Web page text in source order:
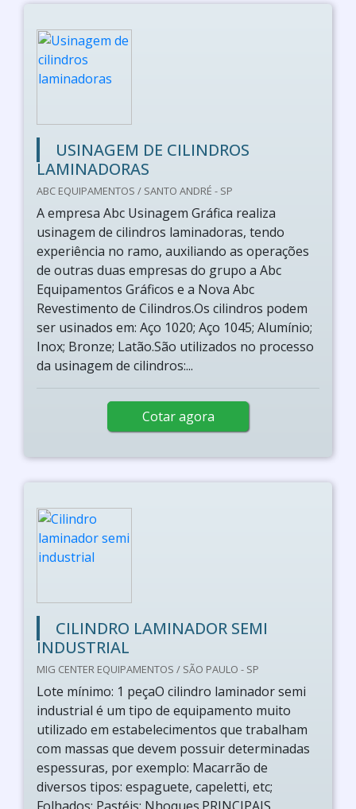
USINAGEM DE CILINDROS
LAMINADORAS
ABC EQUIPAMENTOS / SANTO ANDRÉ - SP
A empresa Abc Usinagem Gráfica realiza
usinagem de cilindros laminadoras, tendo
experiência no ramo, auxiliando as operações
de outras duas empresas do grupo a Abc
Equipamentos Gráficos e a Nova Abc
Revestimento de Cilindros.Os cilindros podem
ser usinados em: Aço 1020; Aço 1045; Alumínio;
Inox; Bronze; Latão.São utilizados no processo
da usinagem de cilindros:...
Cotar agora
CILINDRO LAMINADOR SEMI
INDUSTRIAL
MIG CENTER EQUIPAMENTOS / SÃO PAULO - SP
Lote mínimo: 1 peçaO cilindro laminador semi
industrial é um tipo de equipamento muito
utilizado em estabelecimentos que trabalham
com massas que devem possuir determinadas
espessuras, por exemplo: Macarrão de
diversos tipos: espaguete, capeletti, etc;